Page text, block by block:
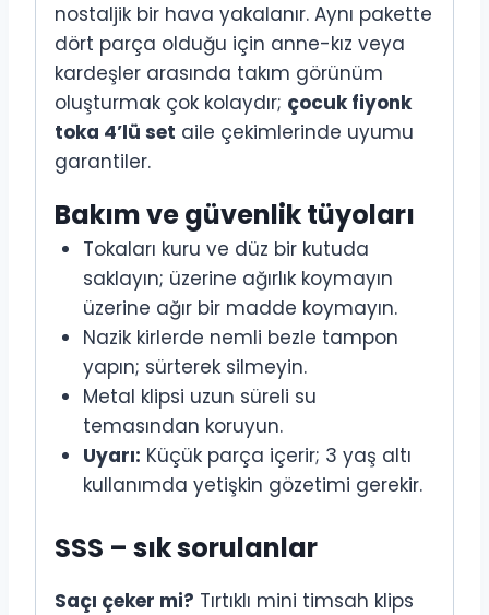
nostaljik bir hava yakalanır. Aynı pakette
dört parça olduğu için anne-kız veya
kardeşler arasında takım görünüm
oluşturmak çok kolaydır; çocuk fiyonk
toka 4’lü set aile çekimlerinde uyumu
garantiler.
Bakım ve güvenlik tüyoları
Tokaları kuru ve düz bir kutuda
saklayın; üzerine ağırlık koymayın
üzerine ağır bir madde koymayın.
Nazik kirlerde nemli bezle tampon
yapın; sürterek silmeyin.
Metal klipsi uzun süreli su
temasından koruyun.
Uyarı: Küçük parça içerir; 3 yaş altı
kullanımda yetişkin gözetimi gerekir.
SSS – sık sorulanlar
Saçı çeker mi? Tırtıklı mini timsah klips